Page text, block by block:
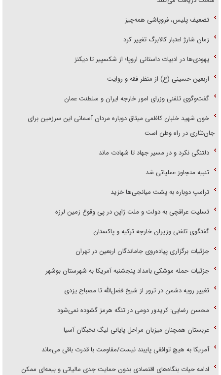
تضعیف پلیس، فروپاشی همه‌چیز
زمان شارژ اعتبار کالابرگ تغییر کرد
یهودی‌ها در ادبیات داستانی اروپا؛ از شکسپیر تا دیکنز
اربعین حسینی (ع) از منظر فقه و روایت
گفت‌وگوی تلفنی وزرای امور خارجه ایران و سلطنت عمان
خون شهید خلبان کاظمی میثاق دوباره مردان آسمانی این سرزمین برای
جان‌نثاری در راه وطن است
دلتنگی نکرد و در مسیر جهاد تا شهادت ماند
تنبیه متجاوز عملیاتی شد
ترامپ دوباره به پشت میانجی‌ها خزید
تسلیت عراقچی به دولت و ملت ژاپن در پی وقوع زمین لرزه
گفتگوی تلفنی وزیران خارجه ترکیه و پاکستان
جزئیات برگزاری پیاده‌روی جاماندگان اربعین در تهران
جزئیات حمله موشکی بامداد پنجشنبه آمریکا به شهرستان بوشهر
تغییر رویه دشمن در ترور از شیخ فضل‌الله تا مصباح یزدی
محسن رضایی: کریدور دومی در تنگه هرمز گشوده نمی‌شود
عربستان همچنان میزبان مراحل پایانی لیگ نخبگان آسیا
آمریکا به هیچ توافقی پایبند نیست/مقاومت با قدرت باقی می‌ماند
ادامه حیات بنگاه‌های اقتصادی بدون حمایت جدی مالیاتی و بیمه‌ای ممکن